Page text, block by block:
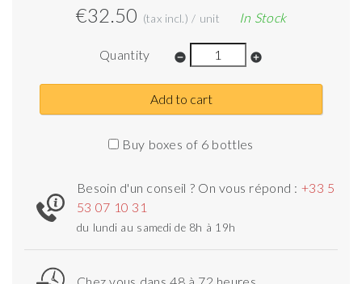
€32.50 (tax incl.) / unit In Stock
Quantity remove_circle add_circle
Add to cart
Buy boxes of 6 bottles
Besoin d'un conseil ? On vous répond : +33 5
53 07 10 31
du lundi au samedi de 8h à 19h